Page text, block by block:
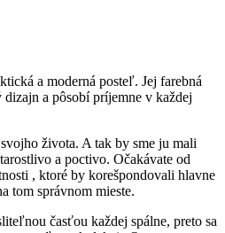
a moderná posteľ. Jej farebná
a pôsobí príjemne v každej
života. A tak by sme ju mali
a poctivo. Očakávate od
, ktoré by korešpondovali hlavne
tom správnom mieste.
časťou každej spálne, preto sa